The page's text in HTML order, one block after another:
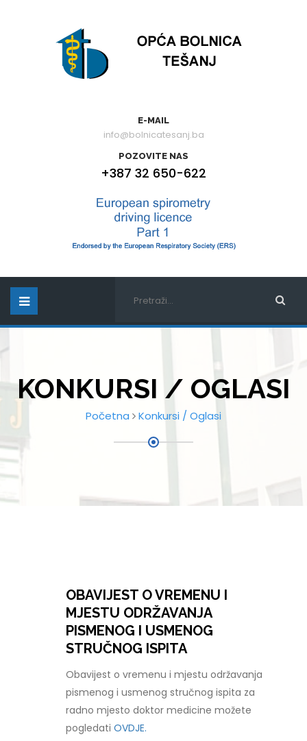
E-MAIL
info@bolnicatesanj.ba
POZOVITE NAS
+387 32 650-622
KONKURSI / OGLASI
Početna Konkursi / Oglasi
OBAVIJEST O VREMENU I
MJESTU ODRŽAVANJA
PISMENOG I USMENOG
STRUČNOG ISPITA
Obavijest o vremenu i mjestu održavanja
pismenog i usmenog stručnog ispita za
radno mjesto doktor medicine možete
pogledatiOVDJE.